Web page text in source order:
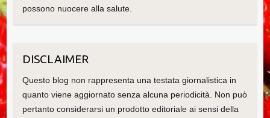
possono nuocere alla salute.
DISCLAIMER
Questo blog non rappresenta una testata giornalistica in
quanto viene aggiornato senza alcuna periodicità. Non può
pertanto considerarsi un prodotto editoriale ai sensi della